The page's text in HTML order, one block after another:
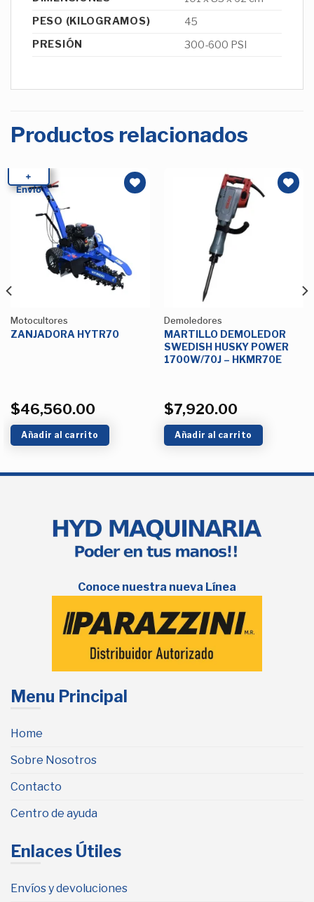
PESO (KILOGRAMOS)
45
PRESIÓN
300-600 PSI
Productos relacionados
+
Envío
Motocultores
ZANJADORA HYTR70
$46,560.00
Añadir al carrito
Demoledores
MARTILLO DEMOLEDOR
SWEDISH HUSKY POWER
1700W/70J – HKMR70E
$7,920.00
Añadir al carrito
Conoce nuestra nueva Línea
Menu Principal
Home
Sobre Nosotros
Contacto
Centro de ayuda
Enlaces Útiles
Envíos y devoluciones